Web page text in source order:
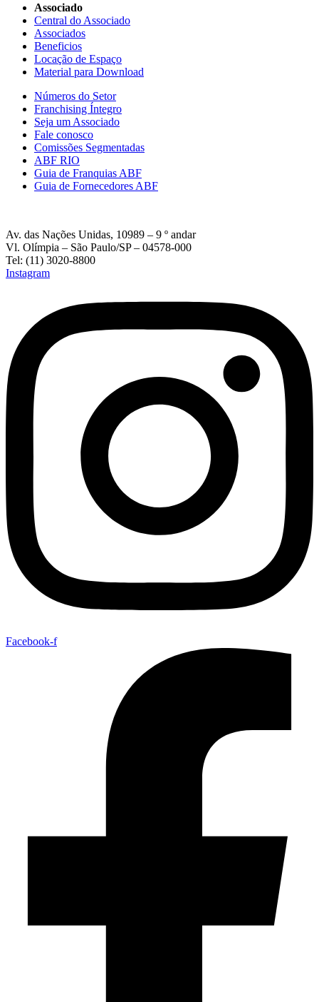
Associado
Central do Associado
Associados
Beneficios
Locação de Espaço
Material para Download
Números do Setor
Franchising Íntegro
Seja um Associado
Fale conosco
Comissões Segmentadas
ABF RIO
Guia de Franquias ABF
Guia de Fornecedores ABF
Av. das Nações Unidas, 10989 – 9 º andar
Vl. Olímpia – São Paulo/SP – 04578-000
Tel: (11) 3020-8800
Instagram
Facebook-f